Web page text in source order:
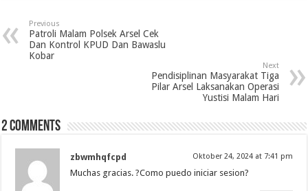
Previous
Patroli Malam Polsek Arsel Cek
Dan Kontrol KPUD Dan Bawaslu
Kobar
Next
Pendisiplinan Masyarakat Tiga
Pilar Arsel Laksanakan Operasi
Yustisi Malam Hari
2 comments
zbwmhqfcpd Oktober 24, 2024 at 7:41 pm
Muchas gracias. ?Como puedo iniciar sesion?